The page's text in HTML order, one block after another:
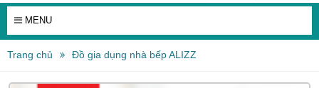
MENU
Trang chủ Đồ gia dụng nhà bếp ALIZZ